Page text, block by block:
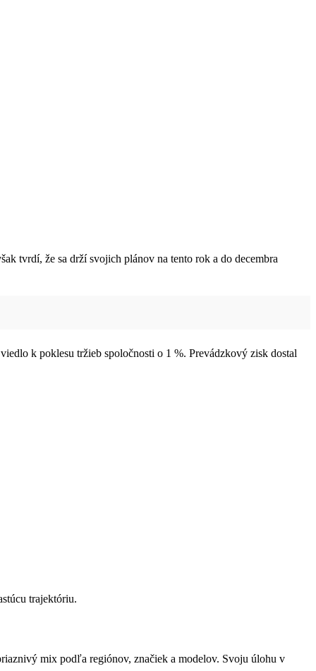
tvrdí, že sa drží svojich plánov na tento rok a do decembra
k poklesu tržieb spoločnosti o 1 %. Prevádzkový zisk dostal
trajektóriu.
mix podľa regiónov, značiek a modelov. Svoju úlohu v